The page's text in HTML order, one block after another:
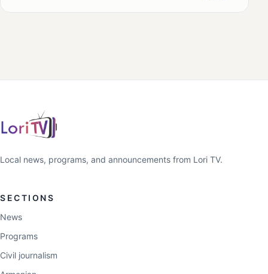
Local news, programs, and announcements from Lori TV.
SECTIONS
News
Programs
Civil journalism